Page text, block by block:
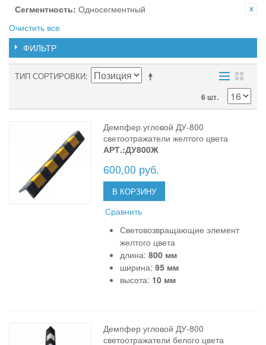
Сегментность: Односегментный
Очистить все
ФИЛЬТР
ТИП СОРТИРОВКИ
6 шт.
Демпфер угловой ДУ-800
светоотражатели желтого цвета
АРТ.:ДУ800Ж
600,00 руб.
В КОРЗИНУ
Сравнить
Световозвращающие элемент
желтого цвета
длина:800 мм
ширина:95 мм
высота: 10 мм
Демпфер угловой ДУ-800
светоотражатели белого цвета